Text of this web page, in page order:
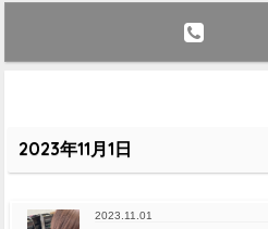
2023年11月1日
2023.11.01